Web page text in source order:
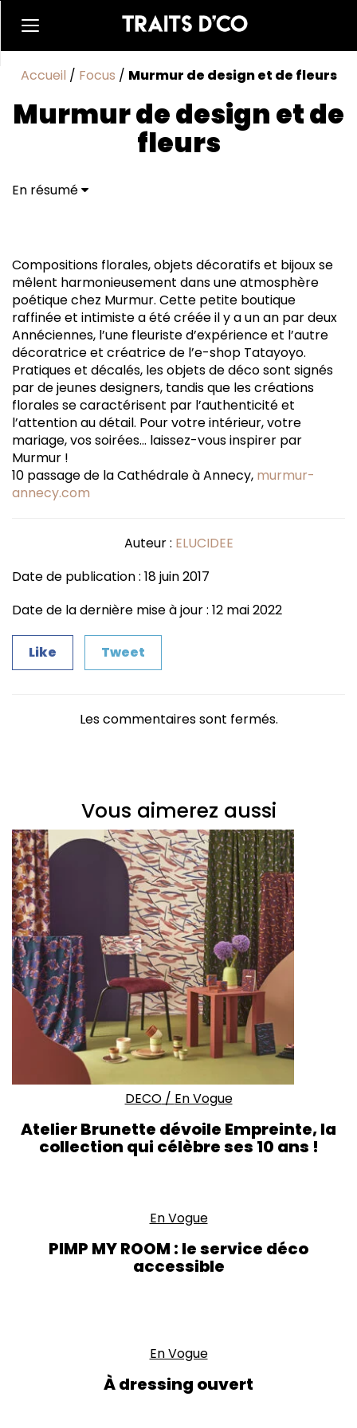
Accueil / Focus / Murmur de design et de fleurs
Murmur de design et de
fleurs
En résumé
Compositions florales, objets décoratifs et bijoux se
mêlent harmonieusement dans une atmosphère
poétique chez Murmur. Cette petite boutique
raffinée et intimiste a été créée il y a un an par deux
Annéciennes, l’une fleuriste d’expérience et l’autre
décoratrice et créatrice de l’e-shop Tatayoyo.
Pratiques et décalés, les objets de déco sont signés
par de jeunes designers, tandis que les créations
florales se caractérisent par l’authenticité et
l’attention au détail. Pour votre intérieur, votre
mariage, vos soirées… laissez-vous inspirer par
Murmur !
10 passage de la Cathédrale à Annecy, murmur-
annecy.com
Auteur : ELUCIDEE
Date de publication : 18 juin 2017
Date de la dernière mise à jour : 12 mai 2022
Like Tweet
Les commentaires sont fermés.
Vous aimerez aussi
DECO/ En Vogue
Atelier Brunette dévoile Empreinte, la
collection qui célèbre ses 10 ans !
En Vogue
PIMP MY ROOM : le service déco
accessible
En Vogue
À dressing ouvert